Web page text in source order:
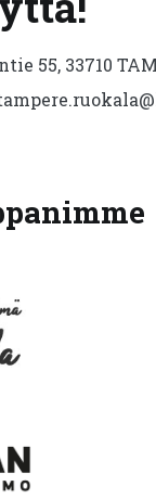
55, 33710